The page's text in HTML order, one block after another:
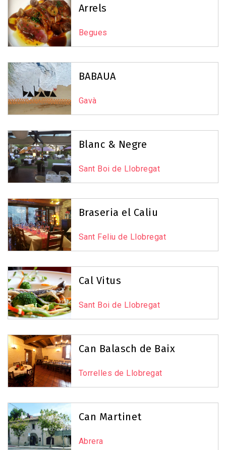
Arrels
Begues
BABAUA
Gavà
Blanc & Negre
Sant Boi de Llobregat
Braseria el Caliu
Sant Feliu de Llobregat
Cal Vitus
Sant Boi de Llobregat
Can Balasch de Baix
Torrelles de Llobregat
Can Martinet
Abrera